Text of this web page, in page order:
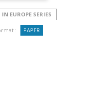
EUROPE SERIES
: PAPER